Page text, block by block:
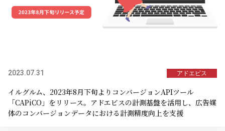
2023.07.31 アドエビス
イルグルム、2023年8月下旬よりコンバージョンAPIツール
「CAPiCO」をリリース。アドエビスの計測基盤を活用し、広告媒
体のコンバージョンデータにおける計測精度向上を支援